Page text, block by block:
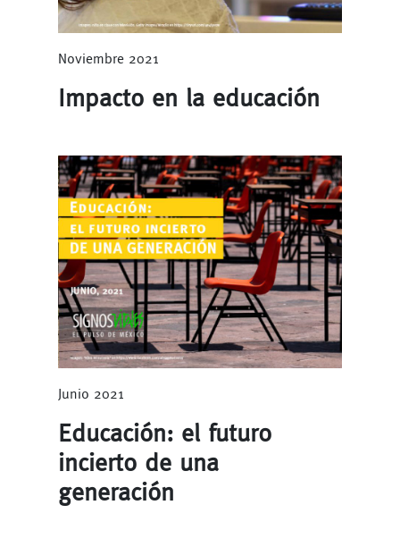
Noviembre 2021
Impacto en la educación
Junio 2021
Educación: el futuro
incierto de una
generación